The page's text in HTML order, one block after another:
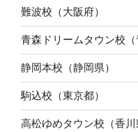
難波校（大阪府）
青森ドリームタウン校（
静岡本校（静岡県）
駒込校（東京都）
高松ゆめタウン校（香川